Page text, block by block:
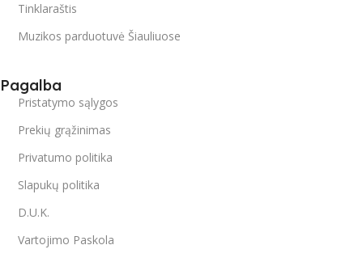
Tinklaraštis
Muzikos parduotuvė Šiauliuose
Pagalba
Pristatymo sąlygos
Prekių grąžinimas
Privatumo politika
Slapukų politika
D.U.K.
Vartojimo Paskola